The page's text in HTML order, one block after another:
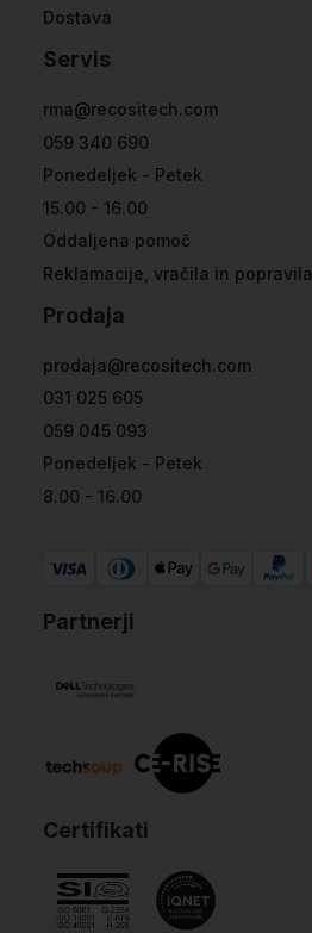
Dostava
Servis
rma@recositech.com
059 340 690
Ponedeljek - Petek
15.00 - 16.00
Oddaljena pomoč
Reklamacije, vračila in popravila
Prodaja
prodaja@recositech.com
031 025 605
059 045 093
Ponedeljek - Petek
8.00 - 16.00
Partnerji
Certifikati